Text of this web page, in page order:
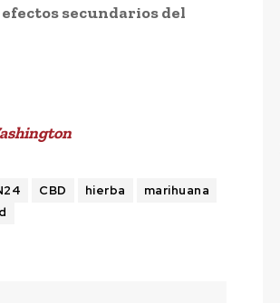
secundarios del
CBD hierba
marihuana